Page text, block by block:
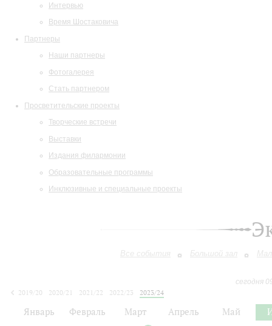
Интервью
Время Шостаковича
Партнеры
Наши партнеры
Фотогалерея
Стать партнером
Просветительские проекты
Творческие встречи
Выставки
Издания филармонии
Образовательные программы
Инклюзивные и специальные проекты
Все события Большой зал
сегодня
2019/20
2020/21 2021/22 2022/23
2023/24
Январь Февраль Март Апрель Май